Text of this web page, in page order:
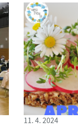
11. 4. 2024